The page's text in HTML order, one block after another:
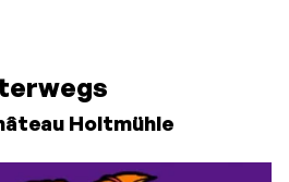
Holtmühle